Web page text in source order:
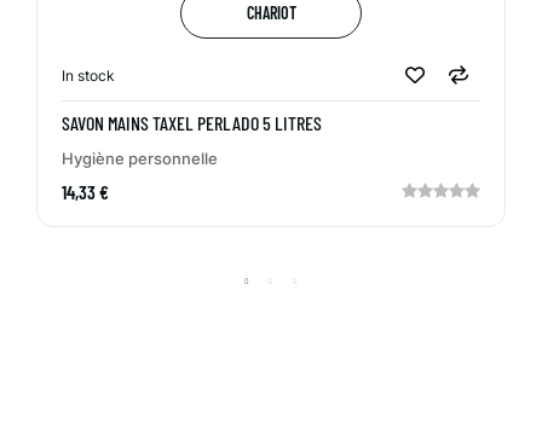
CHARIOT
In stock
SAVON MAINS TAXEL PERLADO 5 LITRES
Hygiène personnelle
14,33 €